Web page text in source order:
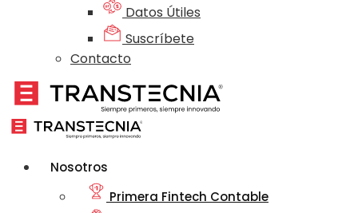
Datos Útiles
Suscríbete
Contacto
Nosotros
Primera Fintech Contable